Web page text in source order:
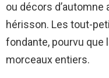
ou décors
hérisson. Les tout-
fondante, pourvu que
morceaux entiers.